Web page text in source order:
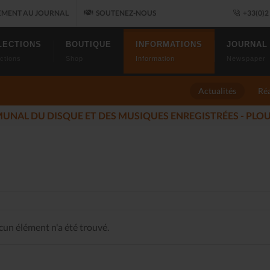
AU JOURNAL SOUTENEZ-NOUS
BOUTIQUE INFORMATIONS
Information
JOURNAL
Actualités
LES ALLUMÉS DU JAZZ FONT SALON, LE PROGRAMME
élément n'a été trouvé.